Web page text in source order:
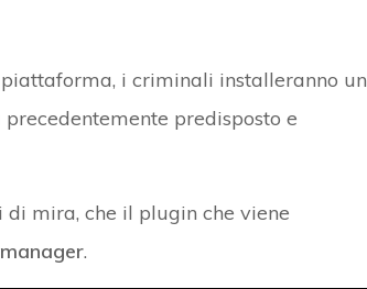
i criminali installeranno un
predisposto e
di mira, che il plugin che viene
.